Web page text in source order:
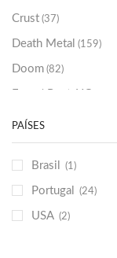
Crust (37)
Death Metal (159)
Doom (82)
Emo / Post-HC
Grindcore
Hard Rock (48)
Hardcore (153)
Heavy Metal (91)
Otros (38)
PAÍSES
Brasil (1)
Portugal (24)
USA (2)